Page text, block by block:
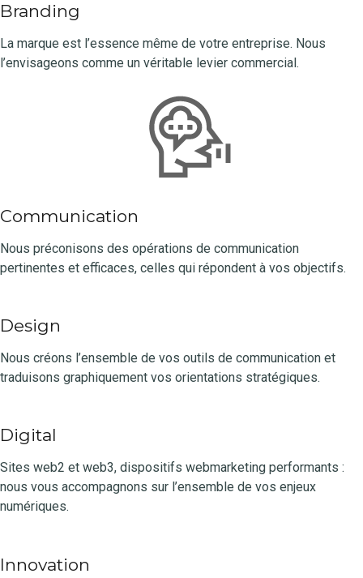
Branding
La marque est l’essence même de votre entreprise. Nous
l’envisageons comme un véritable levier commercial.
Communication
Nous préconisons des opérations de communication
pertinentes et efficaces, celles qui répondent à vos objectifs.
Design
Nous créons l’ensemble de vos outils de communication et
traduisons graphiquement vos orientations stratégiques.
Digital
Sites web2 et web3, dispositifs webmarketing performants :
nous vous accompagnons sur l’ensemble de vos enjeux
numériques.
Innovation